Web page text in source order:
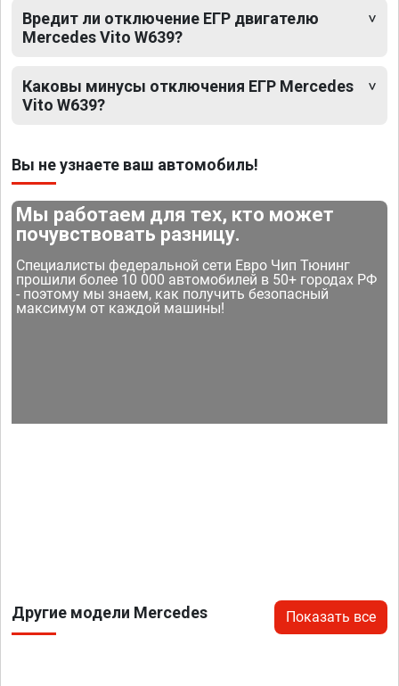
Вредит ли отключение ЕГР двигателю
Mercedes Vito W639?
Каковы минусы отключения ЕГР Mercedes
Vito W639?
Вы не узнаете ваш автомобиль!
Мы работаем для тех, кто может
почувствовать разницу.
Специалисты федеральной сети Евро Чип Тюнинг
прошили более 10 000 автомобилей в 50+ городах РФ
- поэтому мы знаем, как получить безопасный
максимум от каждой машины!
Другие модели Mercedes Показать все